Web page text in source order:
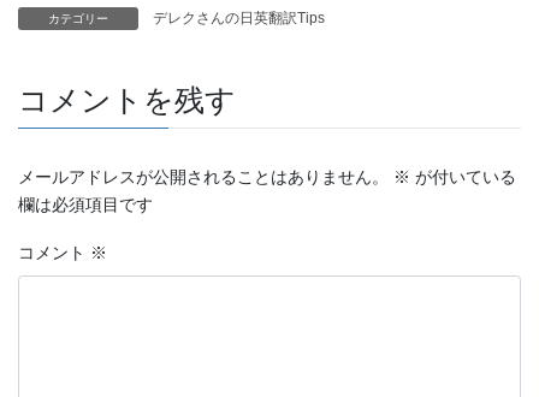
カテゴリー デレクさんの日英翻訳Tips
コメントを残す
メールアドレスが公開されることはありません。 ※ が付いている
欄は必須項目です
コメント ※